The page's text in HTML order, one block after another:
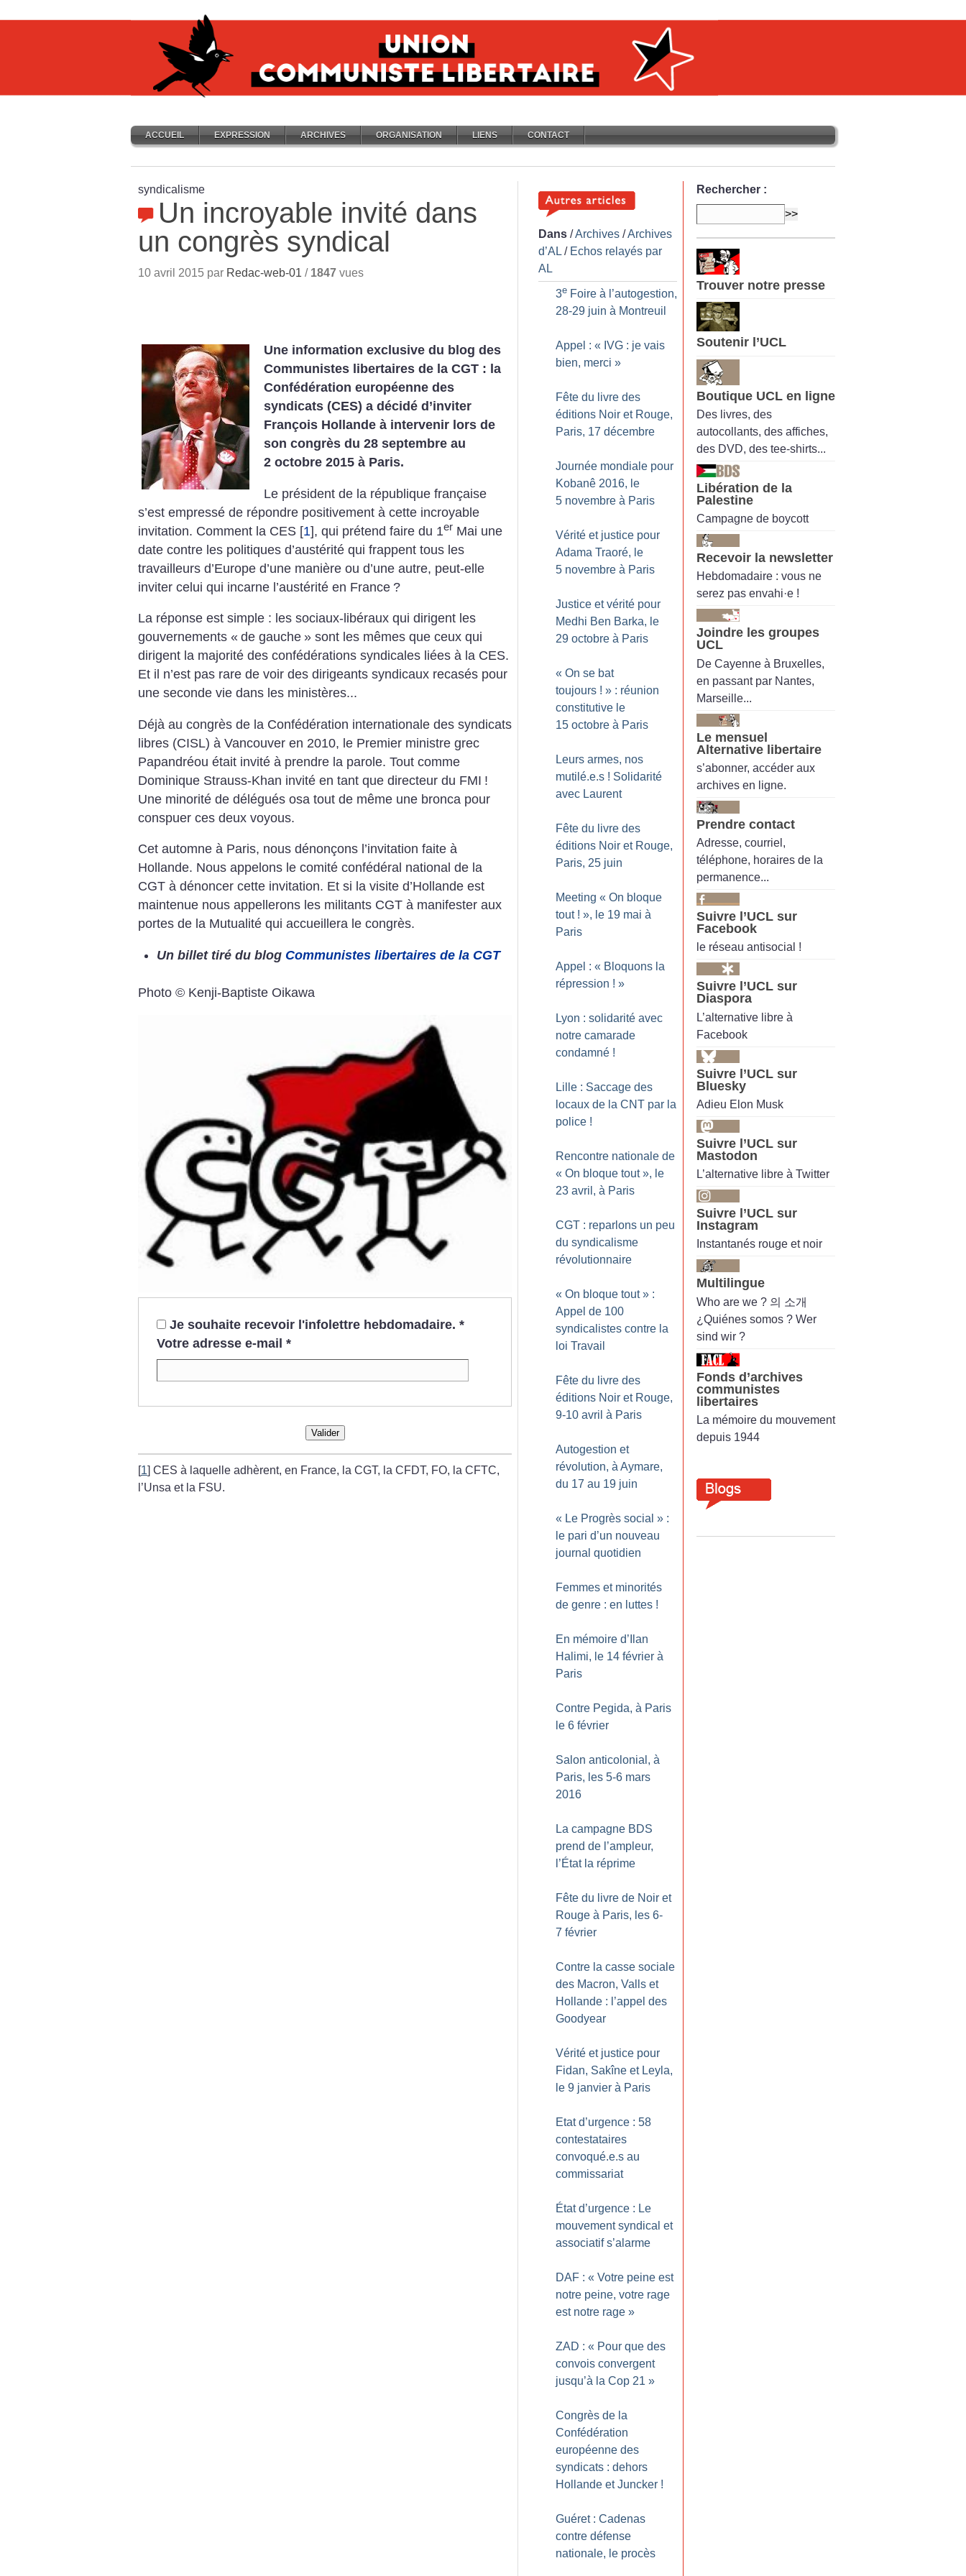
ACCUEIL EXPRESSION ARCHIVES ORGANISATION LIENS CONTACT
syndicalisme
Un incroyable invité dans
un congrès syndical
10 avril 2015 par Redac-web-01 / 1847 vues
Une information exclusive du blog des
Communistes libertaires de la CGT : la
Confédération européenne des
syndicats (CES) a décidé d’inviter
François Hollande à intervenir lors de
son congrès du 28 septembre au
2 octobre 2015 à Paris.
Le président de la république française
s’est empressé de répondre positivement à cette incroyable
invitation. Comment la CES [1], qui prétend faire du 1er Mai une
date contre les politiques d’austérité qui frappent tous les
travailleurs d’Europe d’une manière ou d’une autre, peut-elle
inviter celui qui incarne l’austérité en France ?
La réponse est simple : les sociaux-libéraux qui dirigent les
gouvernements « de gauche » sont les mêmes que ceux qui
dirigent la majorité des confédérations syndicales liées à la CES.
Et il n’est pas rare de voir des dirigeants syndicaux recasés pour
une seconde vie dans les ministères...
Déjà au congrès de la Confédération internationale des syndicats
libres (CISL) à Vancouver en 2010, le Premier ministre grec
Papandréou était invité à prendre la parole. Tout comme
Dominique Strauss-Khan invité en tant que directeur du FMI !
Une minorité de délégués osa tout de même une bronca pour
conspuer ces deux voyous.
Cet automne à Paris, nous dénonçons l’invitation faite à
Hollande. Nous appelons le comité confédéral national de la
CGT à dénoncer cette invitation. Et si la visite d’Hollande est
maintenue nous appellerons les militants CGT à manifester aux
portes de la Mutualité qui accueillera le congrès.
Un billet tiré du blog Communistes libertaires de la CGT
Photo © Kenji-Baptiste Oikawa
Je souhaite recevoir l'infolettre hebdomadaire. *
Votre adresse e-mail *
Valider
[1] CES à laquelle adhèrent, en France, la CGT, la CFDT, FO, la CFTC,
l’Unsa et la FSU.
Dans /Archives /Archives
d’AL / Echos relayés par
AL
3e Foire à l’autogestion,
28-29 juin à Montreuil
Appel : « IVG : je vais
bien, merci »
Fête du livre des
éditions Noir et Rouge,
Paris, 17 décembre
Journée mondiale pour
Kobanê 2016, le
5 novembre à Paris
Vérité et justice pour
Adama Traoré, le
5 novembre à Paris
Justice et vérité pour
Medhi Ben Barka, le
29 octobre à Paris
« On se bat
toujours ! » : réunion
constitutive le
15 octobre à Paris
Leurs armes, nos
mutilé.e.s ! Solidarité
avec Laurent
Fête du livre des
éditions Noir et Rouge,
Paris, 25 juin
Meeting « On bloque
tout ! », le 19 mai à
Paris
Appel : « Bloquons la
répression ! »
Lyon : solidarité avec
notre camarade
condamné !
Lille : Saccage des
locaux de la CNT par la
police !
Rencontre nationale de
« On bloque tout », le
23 avril, à Paris
CGT : reparlons un peu
du syndicalisme
révolutionnaire
« On bloque tout » :
Appel de 100
syndicalistes contre la
loi Travail
Fête du livre des
éditions Noir et Rouge,
9-10 avril à Paris
Autogestion et
révolution, à Aymare,
du 17 au 19 juin
« Le Progrès social » :
le pari d’un nouveau
journal quotidien
Femmes et minorités
de genre : en luttes !
En mémoire d’Ilan
Halimi, le 14 février à
Paris
Contre Pegida, à Paris
le 6 février
Salon anticolonial, à
Paris, les 5-6 mars
2016
La campagne BDS
prend de l’ampleur,
l’État la réprime
Fête du livre de Noir et
Rouge à Paris, les 6-
7 février
Contre la casse sociale
des Macron, Valls et
Hollande : l’appel des
Goodyear
Vérité et justice pour
Fidan, Sakîne et Leyla,
le 9 janvier à Paris
Etat d’urgence : 58
contestataires
convoqué.e.s au
commissariat
État d’urgence : Le
mouvement syndical et
associatif s’alarme
DAF : « Votre peine est
notre peine, votre rage
est notre rage »
ZAD : « Pour que des
convois convergent
jusqu’à la Cop 21 »
Congrès de la
Confédération
européenne des
syndicats : dehors
Hollande et Juncker !
Guéret : Cadenas
contre défense
nationale, le procès
Rechercher :
Trouver notre presse
Soutenir l’UCL
Boutique UCL en ligne
Des livres, des
autocollants, des affiches,
des DVD, des tee-shirts...
Libération de la
Palestine
Campagne de boycott
Recevoir la newsletter
Hebdomadaire : vous ne
serez pas envahi·e !
Joindre les groupes
UCL
De Cayenne à Bruxelles,
en passant par Nantes,
Marseille...
Le mensuel
Alternative libertaire
s’abonner, accéder aux
archives en ligne.
Prendre contact
Adresse, courriel,
téléphone, horaires de la
permanence...
Suivre l’UCL sur
Facebook
le réseau antisocial !
Suivre l’UCL sur
Diaspora
L’alternative libre à
Facebook
Suivre l’UCL sur
Bluesky
Adieu Elon Musk
Suivre l’UCL sur
Mastodon
L’alternative libre à Twitter
Suivre l’UCL sur
Instagram
Instantanés rouge et noir
Multilingue
Who are we ? 의 소개
¿Quiénes somos ? Wer
sind wir ?
Fonds d’archives
communistes
libertaires
La mémoire du mouvement
depuis 1944